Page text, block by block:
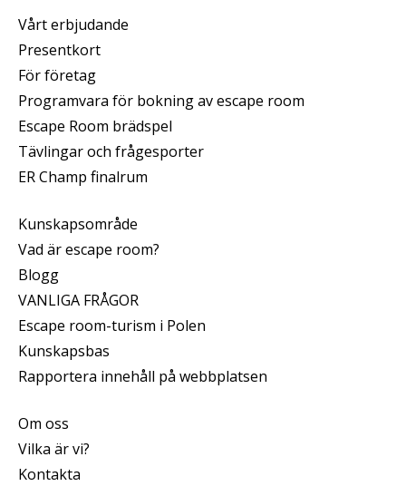
Vårt erbjudande
Presentkort
För företag
Programvara för bokning av escape room
Escape Room brädspel
Tävlingar och frågesporter
ER Champ finalrum
Kunskapsområde
Vad är escape room?
Blogg
VANLIGA FRÅGOR
Escape room-turism i Polen
Kunskapsbas
Rapportera innehåll på webbplatsen
Om oss
Vilka är vi?
Kontakta